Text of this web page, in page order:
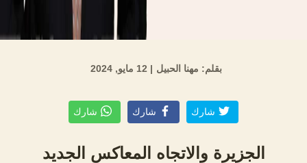
بقلم: مهنا الحبيل | 12 مايو, 2024
شارك شارك شارك
الجزيرة والاتجاه المعاكس الجديد